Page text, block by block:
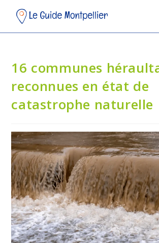
16 communes
reconnues en état de
catastrophe naturelle